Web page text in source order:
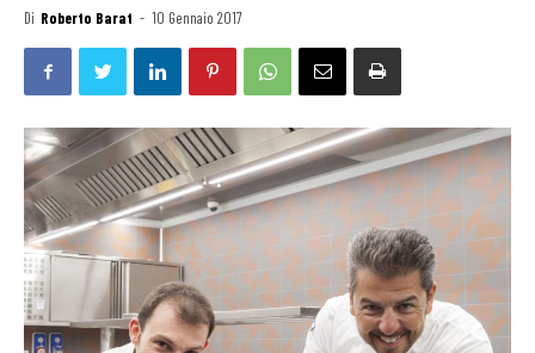
Di Roberto Barat - 10 Gennaio 2017